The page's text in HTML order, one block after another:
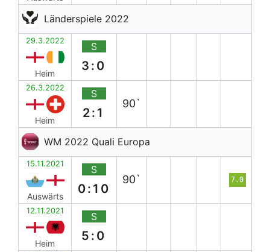
Länderspiele 2022
29.3.2022
Heim
S
3:0
26.3.2022
Heim
S
2:1
90`
WM 2022 Quali Europa
15.11.2021
Auswärts
S
0:10
90` 7.0
12.11.2021
Heim
S
5:0